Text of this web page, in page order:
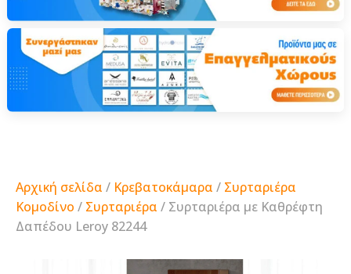
Αρχική σελίδα / Κρεβατοκάμαρα / Συρταριέρα
Κομοδίνο / Συρταριέρα / Συρταριέρα με Καθρέφτη
Δαπέδου Leroy 82244